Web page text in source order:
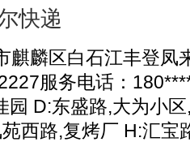
快递
麒麟区白石江丰登凤
服务电话：
园 D:东盛路,大为小
西路,复烤厂 H:汇宝